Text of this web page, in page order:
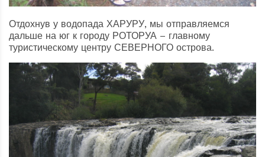
Отдохнув у водопада ХАРУРУ, мы отправляемся
дальше на юг к городу РОТОРУА – главному
туристическому центру СЕВЕРНОГО острова.